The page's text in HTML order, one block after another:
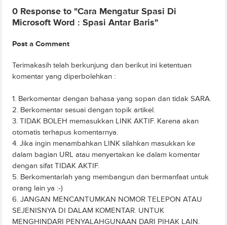
0 Response to "Cara Mengatur Spasi Di
Microsoft Word : Spasi Antar Baris"
Post a Comment
Terimakasih telah berkunjung dan berikut ini ketentuan
komentar yang diperbolehkan :
1. Berkomentar dengan bahasa yang sopan dan tidak SARA.
2. Berkomentar sesuai dengan topik artikel.
3. TIDAK BOLEH memasukkan LINK AKTIF. Karena akan
otomatis terhapus komentarnya.
4. Jika ingin menambahkan LINK silahkan masukkan ke
dalam bagian URL atau menyertakan ke dalam komentar
dengan sifat TIDAK AKTIF.
5. Berkomentarlah yang membangun dan bermanfaat untuk
orang lain ya :-)
6. JANGAN MENCANTUMKAN NOMOR TELEPON ATAU
SEJENISNYA DI DALAM KOMENTAR. UNTUK
MENGHINDARI PENYALAHGUNAAN DARI PIHAK LAIN.